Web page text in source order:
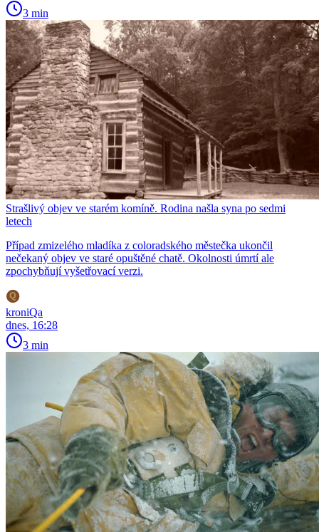
3 min
Strašlivý objev ve starém komíně. Rodina našla syna po sedmi
letech
Případ zmizelého mladíka z coloradského městečka ukončil
nečekaný objev ve staré opuštěné chatě. Okolnosti úmrtí ale
zpochybňují vyšetřovací verzi.
kroniQa
dnes, 16:28
3 min